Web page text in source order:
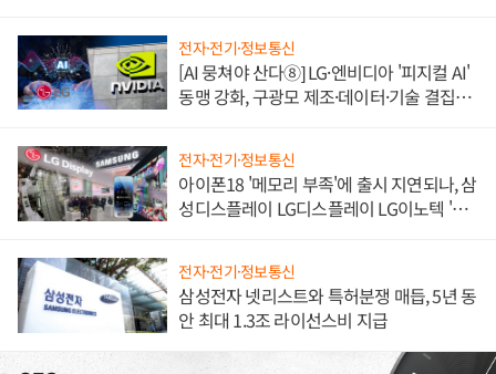
전자·전기·정보통신
[AI 뭉쳐야 산다⑧] LG·엔비디아 '피지컬 AI'
동맹 강화, 구광모 제조·데이터·기술 결집
전자·전기·정보통신
아이폰18 '메모리 부족'에 출시 지연되나, 삼
성디스플레이 LG디스플레이 LG이노텍 '탈
전자·전기·정보통신
삼성전자 넷리스트와 특허분쟁 매듭, 5년 동
안 최대 1.3조 라이선스비 지급